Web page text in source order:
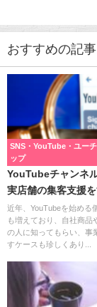
おすすめの記事
SNS・YouTube・ユー
ップ
YouTubeチャンネ
実店舗の集客支援
スのSEO
近年、YouTubeを始める
も増えており、自社商品
の人に知ってもらい、事
すケースも珍しくあり...